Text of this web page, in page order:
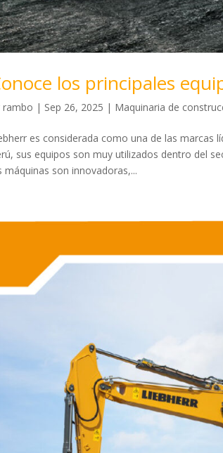
los principales
rambo | Sep 26, 2025 | Maquinaria de
es considerada como una de las marcas
sus equipos son muy utilizados dentro del
máquinas son innovadoras,...